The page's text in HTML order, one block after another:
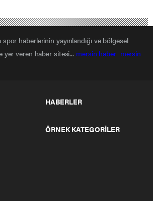
haberlerinin yayınlandığı ve bölgesel
yer veren haber sitesi... mersin haber mersin
HABERLER
ÖRNEK KATEGORİLER